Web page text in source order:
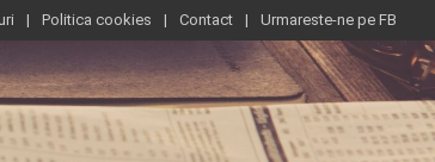
Politica cookies Contact Urmareste-ne pe FB